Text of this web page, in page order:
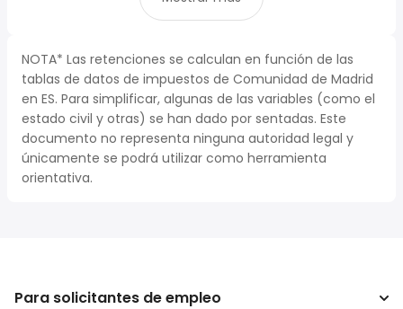
NOTA* Las retenciones se calculan en función de las
tablas de datos de impuestos de Comunidad de Madrid
en ES. Para simplificar, algunas de las variables (como el
estado civil y otras) se han dado por sentadas. Este
documento no representa ninguna autoridad legal y
únicamente se podrá utilizar como herramienta
orientativa.
Para solicitantes de empleo